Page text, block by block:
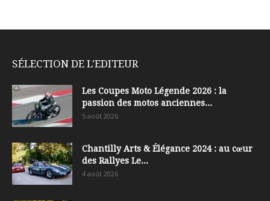
SÉLECTION DE L'EDITEUR
Les Coupes Moto Légende 2026 : la
passion des motos anciennes...
5 août 2026
Chantilly Arts & Élégance 2024 : au cœur
des Rallyes Le...
4 août 2026